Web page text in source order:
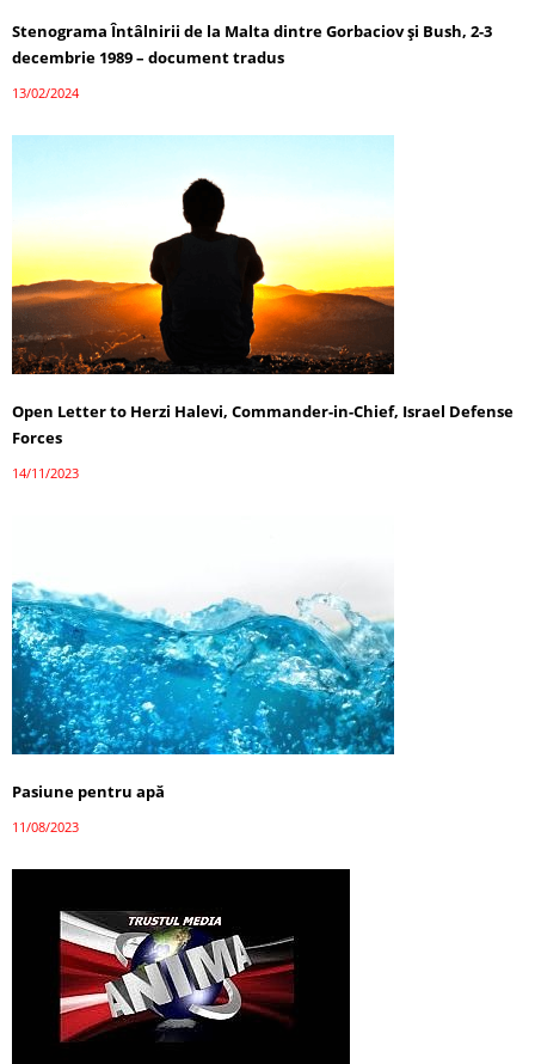
Stenograma Întâlnirii de la Malta dintre Gorbaciov și Bush, 2-3
decembrie 1989 – document tradus
13/02/2024
Open Letter to Herzi Halevi, Commander-in-Chief, Israel Defense
Forces
14/11/2023
Pasiune pentru apă
11/08/2023